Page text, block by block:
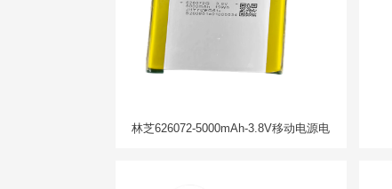
林芝626072-5000mAh-3.8V移动电源电